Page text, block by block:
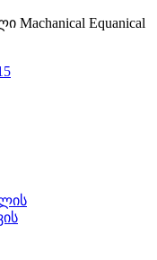
Machanical Equanical